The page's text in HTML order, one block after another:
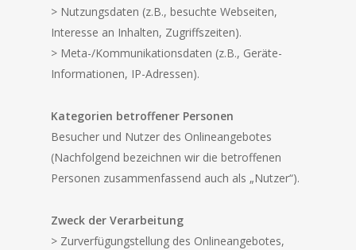
> Nutzungsdaten (z.B., besuchte Webseiten,
Interesse an Inhalten, Zugriffszeiten).
> Meta-/Kommunikationsdaten (z.B., Geräte-
Informationen, IP-Adressen).
Kategorien betroffener Personen
Besucher und Nutzer des Onlineangebotes
(Nachfolgend bezeichnen wir die betroffenen
Personen zusammenfassend auch als „Nutzer“).
Zweck der Verarbeitung
> Zurverfügungstellung des Onlineangebotes,